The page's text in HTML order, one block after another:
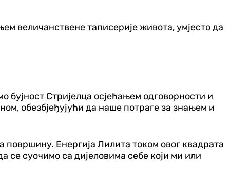
величанствене таписерије живота, умјесто да
Стријелца осјећањем одговорности и
обезбјеђујући да наше потраге за знањем и
Енергија Лилита током овог квадрата
се суочимо са дијеловима себе који ми или